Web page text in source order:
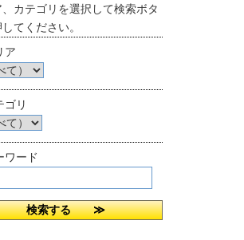
、カテゴリを選択して検索ボタ
てください。
ア
ゴリ
ワード